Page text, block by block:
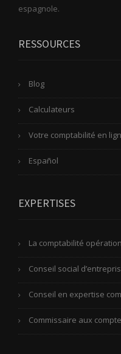
espagnole.
RESSOURCES
Blog
Calculateurs
Votre comptabilité en
Español
EXPERTISES
La comptabilité
Conseil social
Conseil en expertise
Commissaire aux